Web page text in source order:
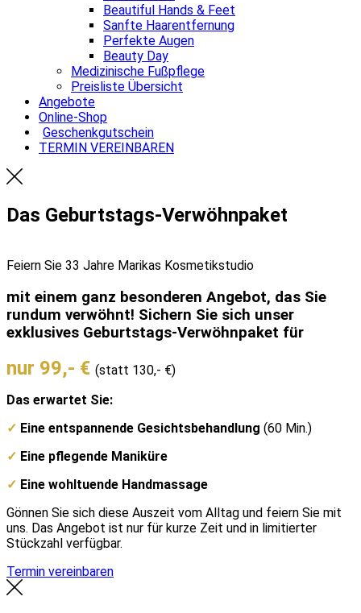
Beautiful Hands & Feet
Sanfte Haarentfernung
Perfekte Augen
Beauty Day
Medizinische Fußpflege
Preisliste Übersicht
Angebote
Online-Shop
Geschenkgutschein
TERMIN VEREINBAREN
Das Geburtstags-Verwöhnpaket
Feiern Sie 33 Jahre Marikas Kosmetikstudio
mit einem ganz besonderen Angebot, das Sie
rundum verwöhnt! Sichern Sie sich unser
exklusives Geburtstags-Verwöhnpaket für
nur 99,- € (statt 130,- €)
Das erwartet Sie:
✓ Eine entspannende Gesichtsbehandlung (60 Min.)
✓ Eine pflegende Maniküre
✓ Eine wohltuende Handmassage
Gönnen Sie sich diese Auszeit vom Alltag und feiern Sie mit
uns. Das Angebot ist nur für kurze Zeit und in limitierter
Stückzahl verfügbar.
Termin vereinbaren